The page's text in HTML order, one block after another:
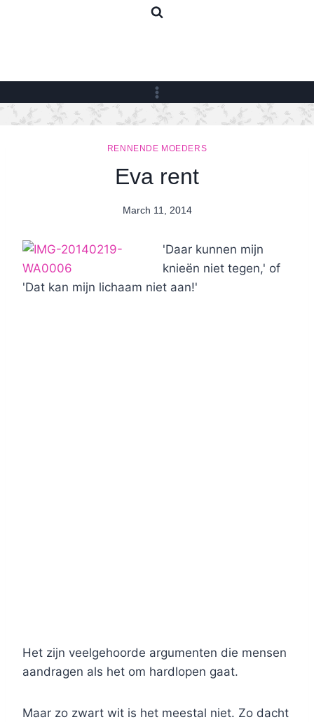
RENNENDE MOEDERS
Eva rent
By
March 11, 2014
'Daar kunnen mijn
knieën niet tegen,' of
'Dat kan mijn lichaam niet aan!'
Het zijn veelgehoorde argumenten die mensen
aandragen als het om hardlopen gaat.
Maar zo zwart wit is het meestal niet. Zo dacht